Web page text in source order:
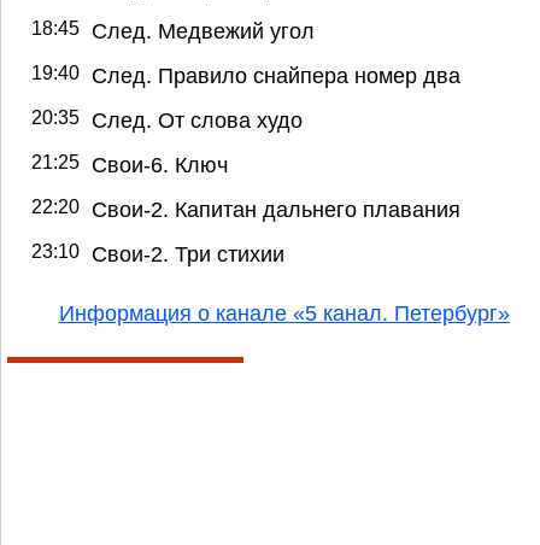
18:45 След. Медвежий угол
19:40 След. Правило снайпера номер два
20:35 След. От слова худо
21:25 Свои-6. Ключ
22:20 Свои-2. Капитан дальнего плавания
23:10 Свои-2. Три стихии
Информация о канале «5 канал. Петербург»